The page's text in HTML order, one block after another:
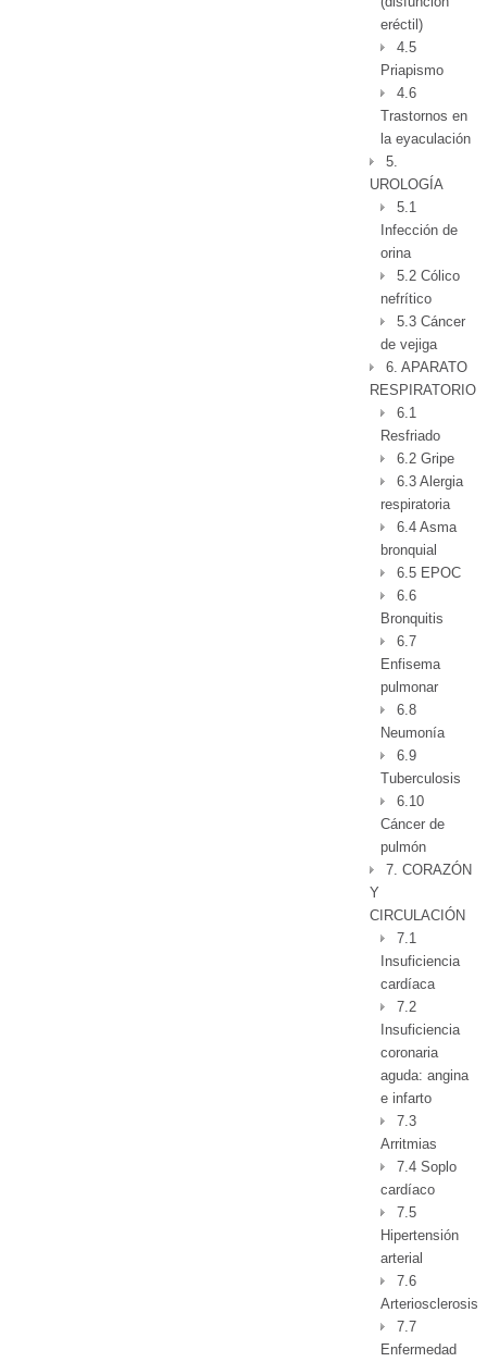
eréctil)
4.5
Priapismo
4.6
Trastornos en
la eyaculación
5.
UROLOGÍA
5.1
Infección de
orina
5.2 Cólico
nefrítico
5.3 Cáncer
de vejiga
6. APARATO
RESPIRATORIO
6.1
Resfriado
6.2 Gripe
6.3 Alergia
respiratoria
6.4 Asma
bronquial
6.5 EPOC
6.6
Bronquitis
6.7
Enfisema
pulmonar
6.8
Neumonía
6.9
Tuberculosis
6.10
Cáncer de
pulmón
7. CORAZÓN
Y
CIRCULACIÓN
7.1
Insuficiencia
cardíaca
7.2
Insuficiencia
coronaria
aguda: angina
e infarto
7.3
Arritmias
7.4 Soplo
cardíaco
7.5
Hipertensión
arterial
7.6
Arteriosclerosis
7.7
Enfermedad